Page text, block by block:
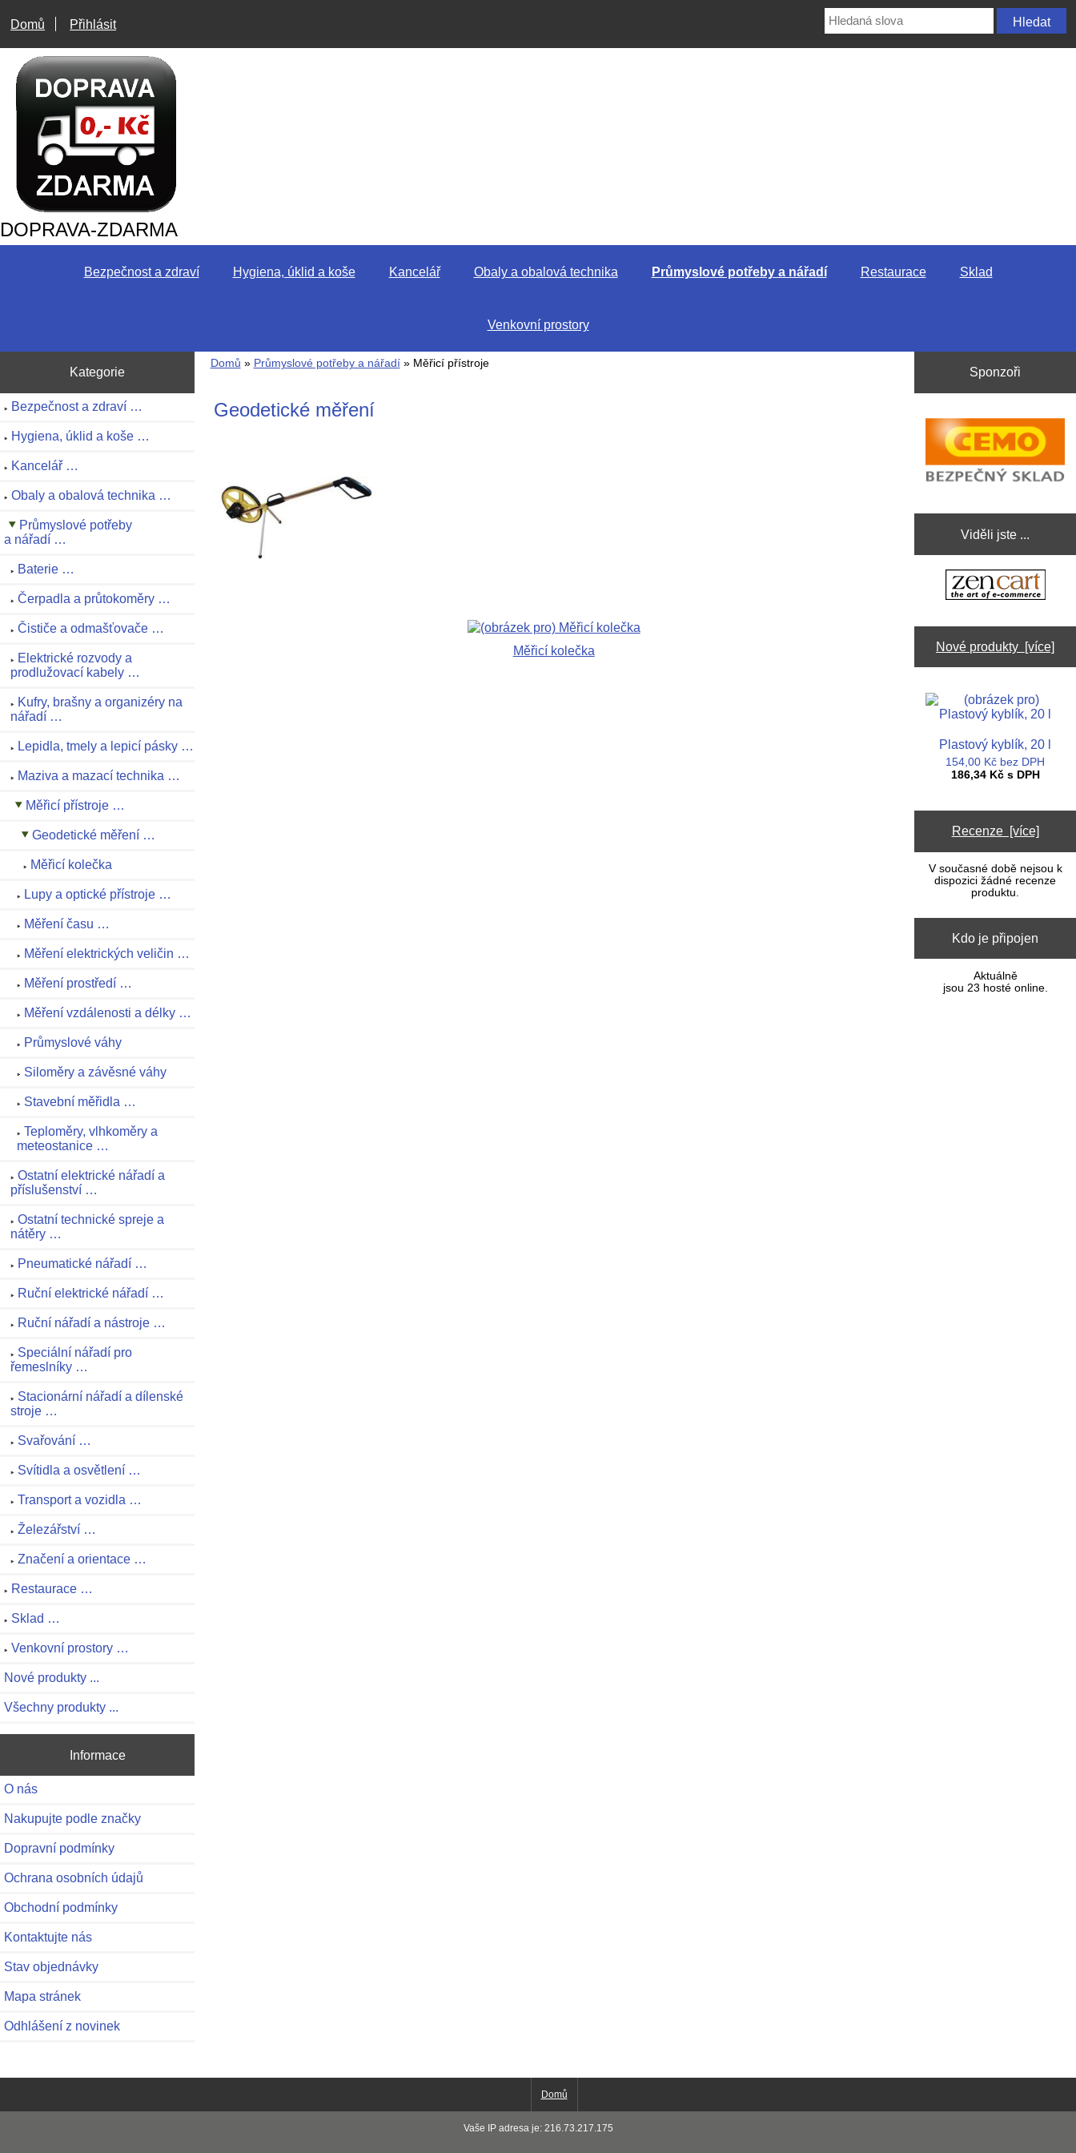
Domů Přihlásit
DOPRAVA-ZDARMA
Bezpečnost a zdraví Hygiena, úklid a koše Kancelář Obaly a obalová technika Průmyslové potřeby a nářadí Restaurace Sklad
Venkovní prostory
Kategorie
Bezpečnost a zdraví …
Hygiena, úklid a koše …
Kancelář …
Obaly a obalová technika …
Průmyslové potřeby
a nářadí …
Baterie …
Čerpadla a průtokoměry …
Čističe a odmašťovače …
Elektrické rozvody a
prodlužovací kabely …
Kufry, brašny a organizéry na
nářadí …
Lepidla, tmely a lepicí pásky …
Maziva a mazací technika …
Měřicí přístroje …
Geodetické měření …
Měřicí kolečka
Lupy a optické přístroje …
Měření času …
Měření elektrických veličin …
Měření prostředí …
Měření vzdálenosti a délky …
Průmyslové váhy
Siloměry a závěsné váhy
Stavební měřidla …
Teploměry, vlhkoměry a
meteostanice …
Ostatní elektrické nářadí a
příslušenství …
Ostatní technické spreje a
nátěry …
Pneumatické nářadí …
Ruční elektrické nářadí …
Ruční nářadí a nástroje …
Speciální nářadí pro
řemeslníky …
Stacionární nářadí a dílenské
stroje …
Svařování …
Svítidla a osvětlení …
Transport a vozidla …
Železářství …
Značení a orientace …
Restaurace …
Sklad …
Venkovní prostory …
Nové produkty ...
Všechny produkty ...
Informace
O nás
Nakupujte podle značky
Dopravní podmínky
Ochrana osobních údajů
Obchodní podmínky
Kontaktujte nás
Stav objednávky
Mapa stránek
Odhlášení z novinek
Domů » Průmyslové potřeby a nářadí» Měřicí přístroje
Geodetické měření
Měřicí kolečka
Sponzoři
Viděli jste ...
Nové produkty [více]
Plastový kyblík, 20 l
154,00 Kč bez DPH
186,34 Kč s DPH
Recenze [více]
V současné době nejsou k
dispozici žádné recenze
produktu.
Kdo je připojen
Aktuálně
jsou 23 hosté online.
Domů
Vaše IP adresa je: 216.73.217.175